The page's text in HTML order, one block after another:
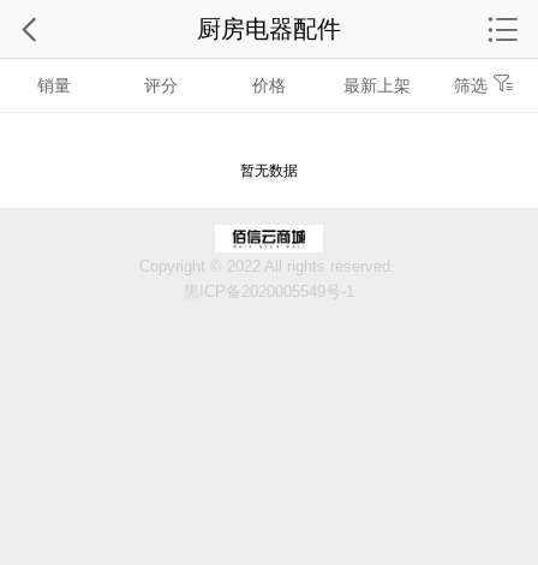
销量 评分 价格 最新上架 筛选
暂无数据
厨房电器配件
Copyright © 2022 All rights reserved.
黑ICP备2020005549号-1